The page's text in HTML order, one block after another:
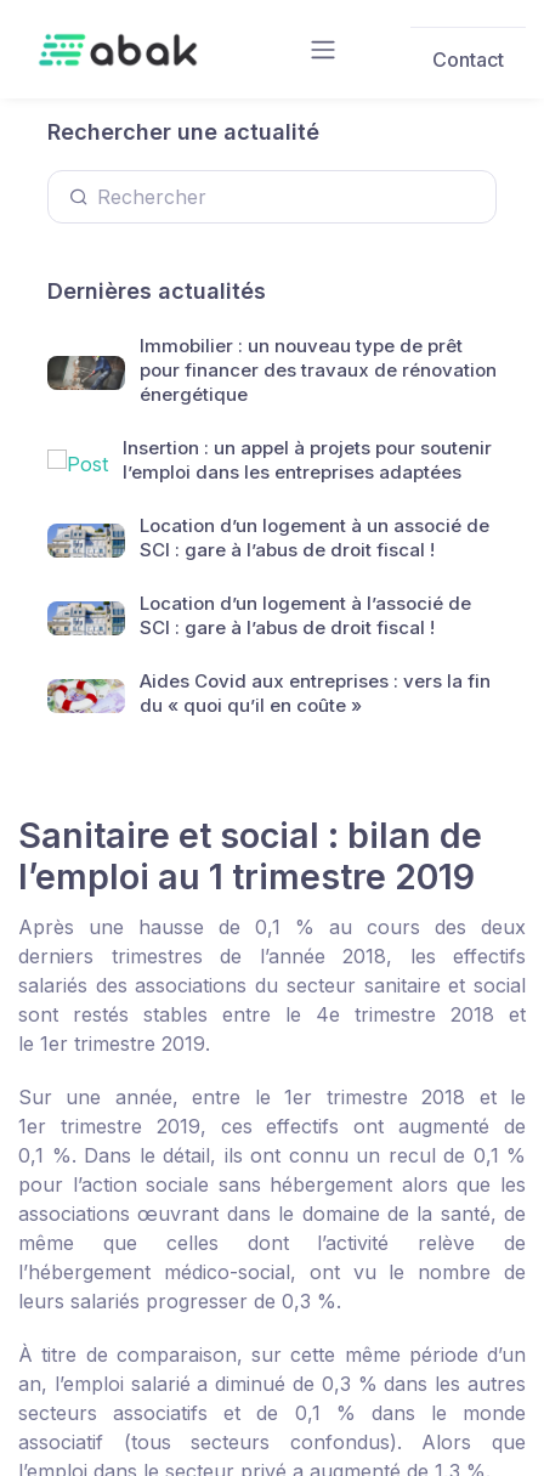
Contact
Rechercher une actualité
Dernières actualités
Immobilier : un nouveau type de prêt
pour financer des travaux de rénovation
énergétique
Insertion : un appel à projets pour soutenir
l’emploi dans les entreprises adaptées
Location d’un logement à un associé de
SCI : gare à l’abus de droit fiscal !
Location d’un logement à l’associé de
SCI : gare à l’abus de droit fiscal !
Aides Covid aux entreprises : vers la fin
du « quoi qu’il en coûte »
Sanitaire et social : bilan de
l’emploi au 1 trimestre 2019
Après une hausse de 0,1 % au cours des deux
derniers trimestres de l’année 2018, les effectifs
salariés des associations du secteur sanitaire et social
sont restés stables entre le 4e trimestre 2018 et
le 1er trimestre 2019.
Sur une année, entre le 1er trimestre 2018 et le
1er trimestre 2019, ces effectifs ont augmenté de
0,1 %. Dans le détail, ils ont connu un recul de 0,1 %
pour l’action sociale sans hébergement alors que les
associations œuvrant dans le domaine de la santé, de
même que celles dont l’activité relève de
l’hébergement médico-social, ont vu le nombre de
leurs salariés progresser de 0,3 %.
À titre de comparaison, sur cette même période d’un
an, l’emploi salarié a diminué de 0,3 % dans les autres
secteurs associatifs et de 0,1 % dans le monde
associatif (tous secteurs confondus). Alors que
l’emploi dans le secteur privé a augmenté de 1,3 %.